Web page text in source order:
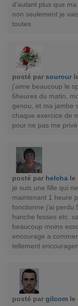
d'autant plus que
non seulement je
toutes
posté par sourour
j'aime beaucoup le
6heures du matin,
genou, et ma jambe
chaque exercice de
pour ne pas me
posté par helcha le
je suis une fille qui
maintenant 1 heure
fonctionne j'ai perdu
hanche fesses etc.
beaucoup moins
encourage a
tellement
posté par gilcom le